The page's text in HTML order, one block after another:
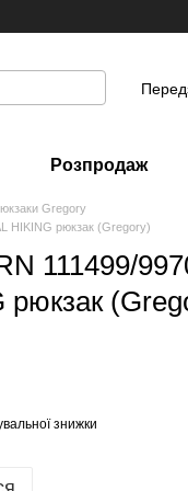
Розпродаж
Gregory
HIKING рюкзак (Gregory)
111499/
рюкзак
знижки